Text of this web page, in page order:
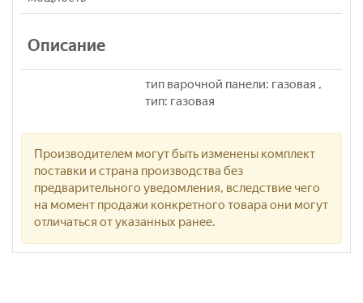
Описание
тип варочной панели: газовая ,
тип: газовая
Производителем могут быть изменены комплект
поставки и страна производства без
предварительного уведомления, вследствие чего
на момент продажи конкретного товара они могут
отличаться от указанных ранее.